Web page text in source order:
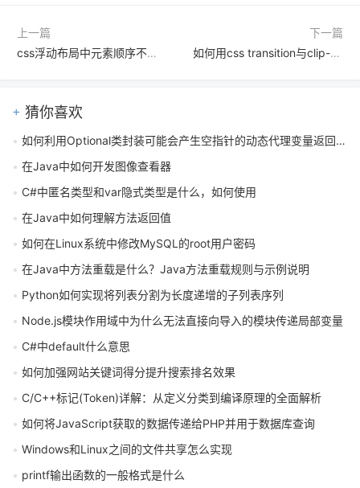
上一篇
css浮动布局中元素顺序不对怎么办
下一篇
如何用css transition与clip-path结合实现动画效果
猜你喜欢
如何利用Optional类封装可能会产生空指针的动态代理变量返回实操
在Java中如何开发图像查看器
C#中匿名类型和var隐式类型是什么，如何使用
在Java中如何理解方法返回值
如何在Linux系统中修改MySQL的root用户密码
在Java中方法重载是什么？Java方法重载规则与示例说明
Python如何实现将列表分割为长度递增的子列表序列
Node.js模块作用域中为什么无法直接向导入的模块传递局部变量
C#中default什么意思
如何加强网站关键词得分提升搜索排名效果
C/C++标记(Token)详解：从定义分类到编译原理的全面解析
如何将JavaScript获取的数据传递给PHP并用于数据库查询
Windows和Linux之间的文件共享怎么实现
printf输出函数的一般格式是什么